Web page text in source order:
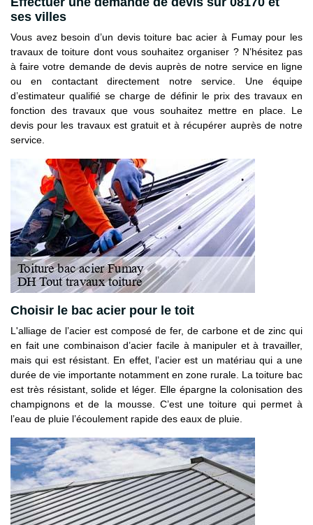
ses villes
Vous avez besoin d’un devis toiture bac acier à Fumay pour les
travaux de toiture dont vous souhaitez organiser ? N’hésitez pas
à faire votre demande de devis auprès de notre service en ligne
ou en contactant directement notre service. Une équipe
d’estimateur qualifié se charge de définir le prix des travaux en
fonction des travaux que vous souhaitez mettre en place. Le
devis pour les travaux est gratuit et à récupérer auprès de notre
service.
Choisir le bac acier pour le toit
L'alliage de l’acier est composé de fer, de carbone et de zinc qui
en fait une combinaison d’acier facile à manipuler et à travailler,
mais qui est résistant. En effet, l’acier est un matériau qui a une
durée de vie importante notamment en zone rurale. La toiture bac
est très résistant, solide et léger. Elle épargne la colonisation des
champignons et de la mousse. C’est une toiture qui permet à
l’eau de pluie l’écoulement rapide des eaux de pluie.